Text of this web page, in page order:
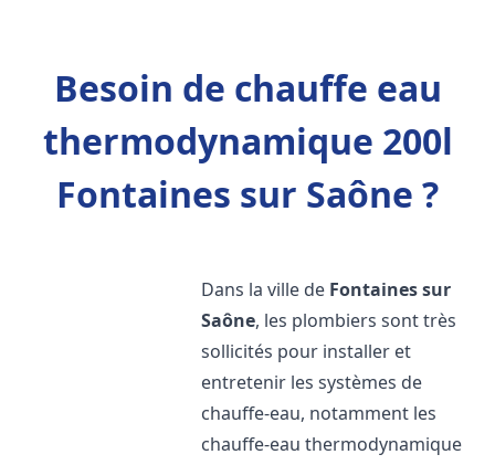
Besoin de chauffe eau
thermodynamique 200l
Fontaines sur Saône ?
Dans la ville de Fontaines sur
Saône, les plombiers sont très
sollicités pour installer et
entretenir les systèmes de
chauffe-eau, notamment les
chauffe-eau thermodynamique